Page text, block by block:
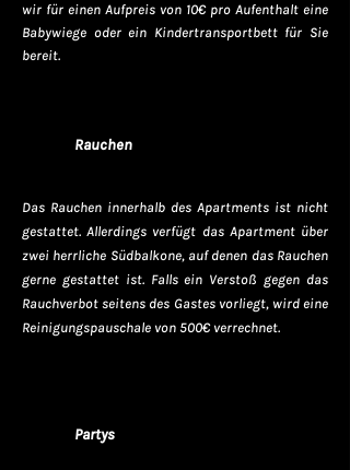
wir für einen Aufpreis von 10€ pro Aufenthalt eine
Babywiege oder ein Kindertransportbett für Sie
bereit.
Rauchen
Das Rauchen innerhalb des Apartments ist nicht
gestattet. Allerdings verfügt das Apartment über
zwei herrliche Südbalkone, auf denen das Rauchen
gerne gestattet ist. Falls ein Verstoß gegen das
Rauchverbot seitens des Gastes vorliegt, wird eine
Reinigungspauschale von 500€ verrechnet.
Partys